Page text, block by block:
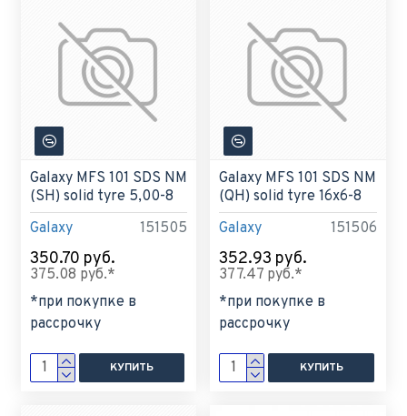
Galaxy 151505
Galaxy MFS 101 SDS NM
(SH) solid tyre 5,00-8
350.70 руб.
375.08 руб.*
*при покупке в
рассрочку
КУПИТЬ
Galaxy 151506
Galaxy MFS 101 SDS NM
(QH) solid tyre 16x6-8
352.93 руб.
377.47 руб.*
*при покупке в
рассрочку
КУПИТЬ